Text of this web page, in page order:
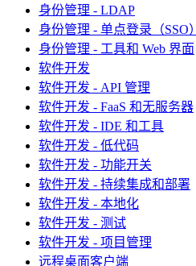
身份管理 - LDAP
身份管理 - 单点登录（SSO）
身份管理 - 工具和 Web 界面
软件开发
软件开发 - API 管理
软件开发 - FaaS 和无服务器
软件开发 - IDE 和工具
软件开发 - 低代码
软件开发 - 功能开关
软件开发 - 持续集成和部署
软件开发 - 本地化
软件开发 - 测试
软件开发 - 项目管理
远程桌面客户端